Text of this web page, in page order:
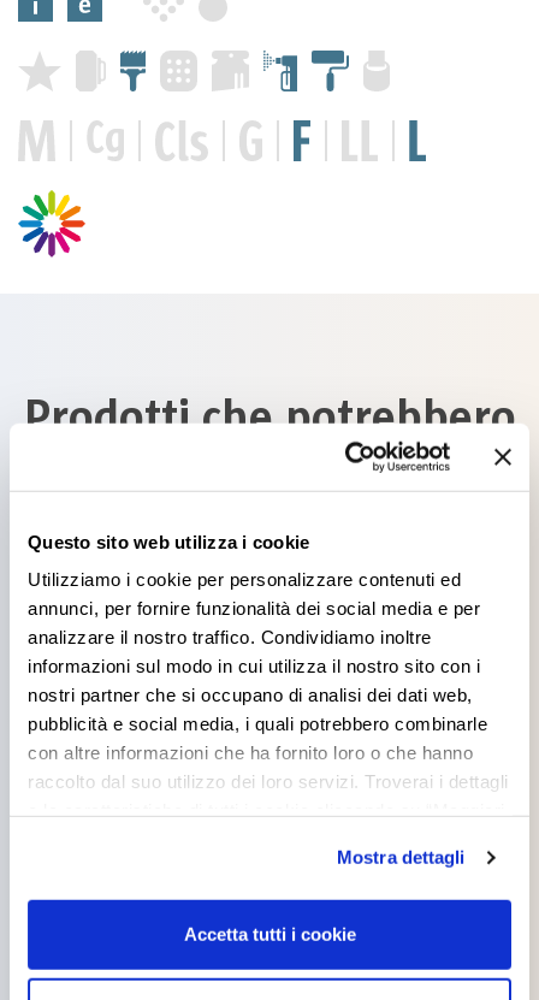
Questo sito web utilizza i cookie
Utilizziamo i cookie per personalizzare contenuti ed
annunci, per fornire funzionalità dei social media e per
analizzare il nostro traffico. Condividiamo inoltre
informazioni sul modo in cui utilizza il nostro sito con i
nostri partner che si occupano di analisi dei dati web,
pubblicità e social media, i quali potrebbero combinarle
con altre informazioni che ha fornito loro o che hanno
raccolto dal suo utilizzo dei loro servizi. Troverai i dettagli
cookie accettare. Per ulteriori informazioni consulta
lacookie policy.
Mostra dettagli
Accetta tutti i cookie
Prodotti che potrebbero
interessarti
SOLISTA BRILLANTE